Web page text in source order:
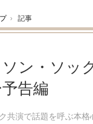
› 記事
ン・ソッ
告編
共演で話題を呼ぶ本